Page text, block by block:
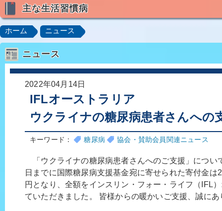
喫煙
食生活
主な生活習慣病
高血圧 脂質異常症（高脂血症）
肥満症／メタボリックシンドローム
動脈硬化
心
脂肪肝／NAFLD／NASH
ロコモティブシンドローム／サルコペニア／フレイル
ホーム ニュース
ニュース
2022年04月14日
IFLオーストラリア
ウクライナの糖尿病患者さんへの
キーワード： 糖尿病 協会・賛助会員関連ニュース
「ウクライナの糖尿病患者さんへのご支援」につい
日までに国際糖尿病支援基金宛に寄せられた寄付金は
円となり、全額をインスリン・フォー・ライフ（IFL
ていただきました。 皆様からの暖かいご支援、誠に